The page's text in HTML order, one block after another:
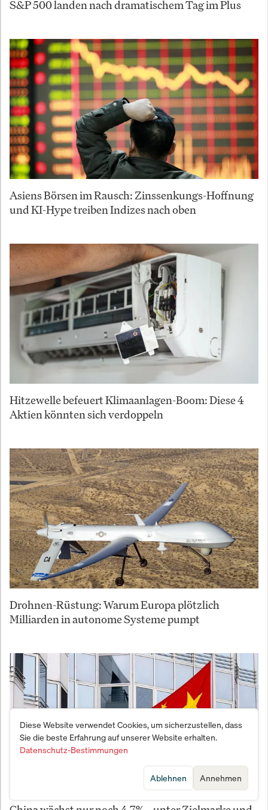
S&P 500 landen nach dramatischem Tag im Plus
Asiens Börsen im Rausch: Zinssenkungs-Hoffnung
und KI-Hype treiben Indizes nach oben
Hitzewelle befeuert Klimaanlagen-Boom: Diese 4
Aktien könnten sich verdoppeln
Drohnen-Rüstung: Warum Europa plötzlich
Milliarden in autonome Systeme pumpt
Diese Website verwendet Cookies, um sicherzustellen, dass
Sie die beste Erfahrung auf unserer Website erhalten.
Datenschutz-Bestimmungen
Annehmen
Ablehnen